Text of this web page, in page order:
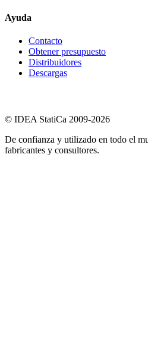
Ayuda
Contacto
Obtener presupuesto
Distribuidores
Descargas
© IDEA StatiCa 2009-2026
De confianza y utilizado en todo el
fabricantes y consultores.